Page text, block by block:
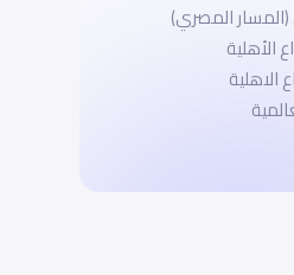
المصري)
الأهلية
الاهلية